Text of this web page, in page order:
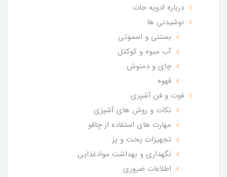
درباره ادویه جات
نوشیدنی ها
بستنی و اسموتی
آب میوه و کوکتل
چای و دمنوش
قهوه
فوت و فن آشپزی
نکات و روش های آشپزی
مهارت های استفاده از چاقو
تجهیزات پخت و پز
نگهداری و بهداشت موادغذایی
اطلاعات ضروری